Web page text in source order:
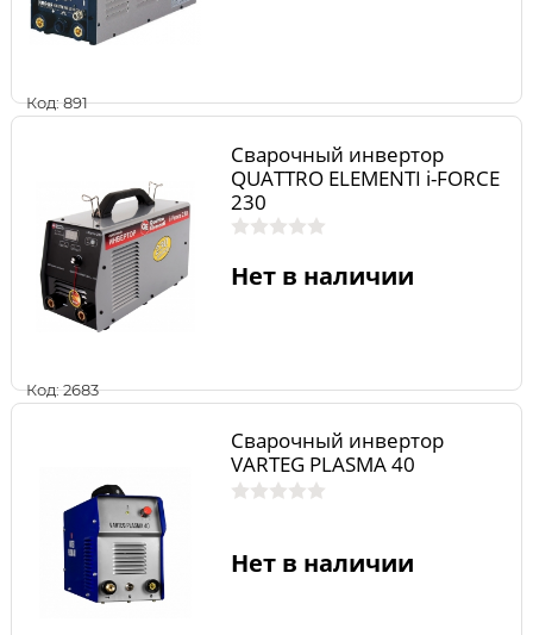
Код: 891
Код: 2683
Сварочный инвертор
QUATTRO ELEMENTI i-FORCE
230
Нет в наличии
Сварочный инвертор
VARTEG PLASMA 40
Нет в наличии